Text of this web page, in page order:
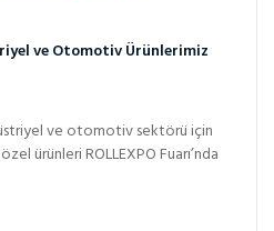
ve Otomotiv Ürünlerimiz
ve otomotiv sektörü için
ürünleri ROLLEXPO Fuarı’nda